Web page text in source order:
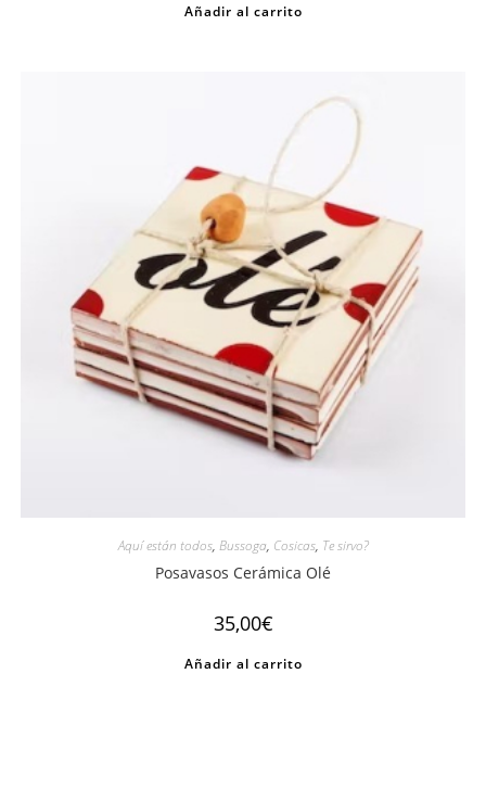
Añadir al carrito
Aquí están todos, Bussoga, Cosicas, Te sirvo?
Posavasos Cerámica Olé
35,00€
Añadir al carrito